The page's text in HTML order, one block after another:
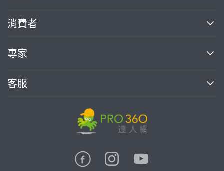
關於我們
部落格
加入我們
消費者
買服務
熱門服務
專家
案件中心
客服